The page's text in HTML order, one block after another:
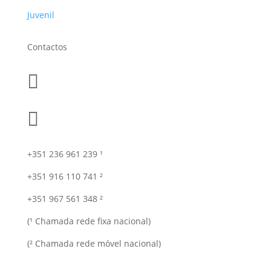
Juvenil
Contactos


+351 236 961 239 ¹
+351 916 110 741 ²
+351 967 561 348 ²
(¹ Chamada rede fixa nacional)
(² Chamada rede móvel nacional)